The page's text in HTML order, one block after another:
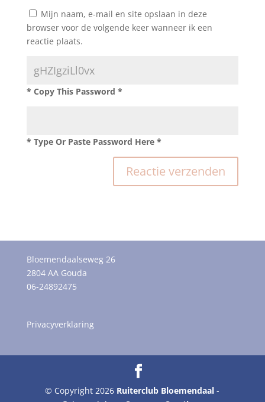
Mijn naam, e-mail en site opslaan in deze
browser voor de volgende keer wanneer ik een
reactie plaats.
* Copy This Password *
* Type Or Paste Password Here *
Bloemendaalseweg 26
2804 AA Gouda
06-24892475
Privacyverklaring
© Copyright 2026 Ruiterclub Bloemendaal -